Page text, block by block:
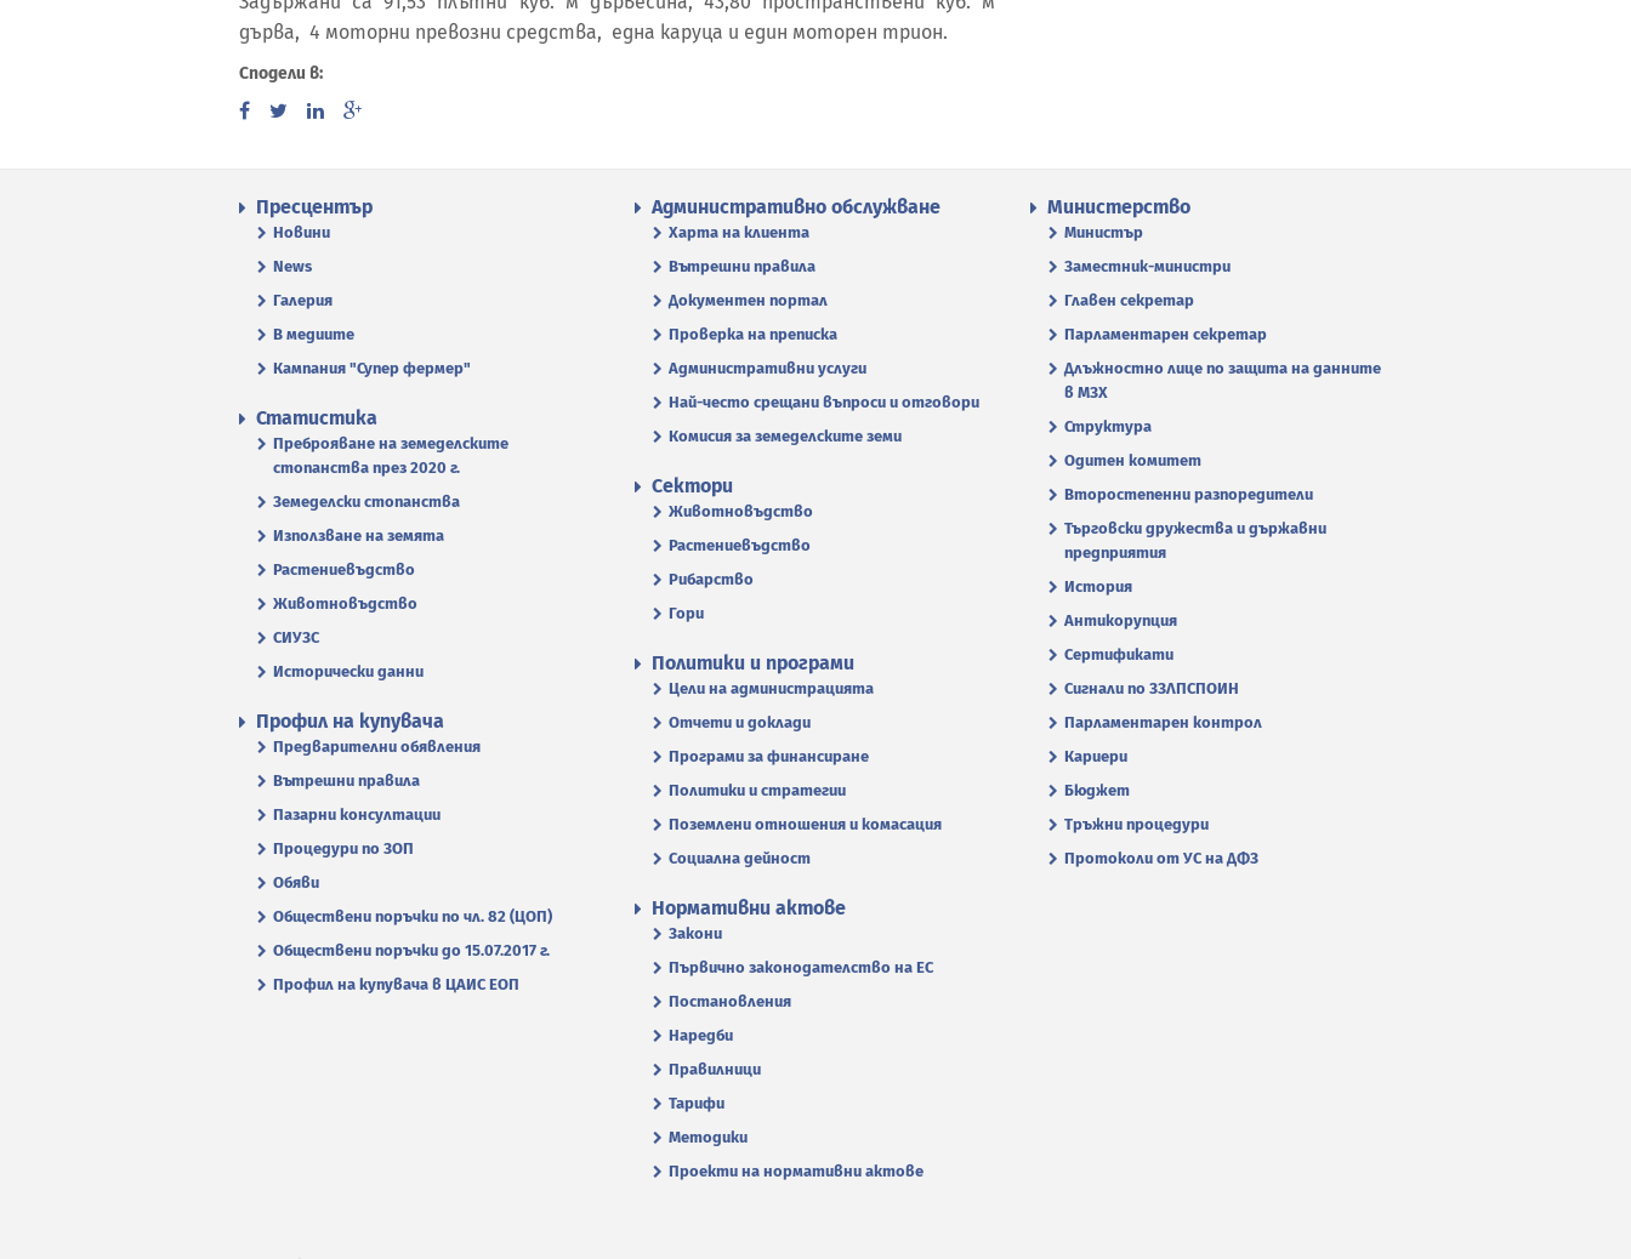
дърва, 4 моторни превозни средства, една каруца и един моторен трион.
Сподели в:
Пресцентър
Новини
News
Галерия
В медиите
Кампания "Супер фермер"
Административно обслужване
Харта на клиента
Вътрешни правила
Документен портал
Проверка на преписка
Административни услуги
Най-често срещани въпроси и отговори
Комисия за земеделските земи
Министерство
Министър
Заместник-министри
Главен секретар
Парламентарен секретар
Длъжностно лице по защита на данните
в МЗХ
Структура
Одитен комитет
Второстепенни разпоредители
Търговски дружества и държавни
предприятия
История
Антикорупция
Сертификати
Сигнали по ЗЗЛПСПОИН
Парламентарен контрол
Кариери
Бюджет
Тръжни процедури
Протоколи от УС на ДФЗ
Статистика
Преброяване на земеделските
стопанства през 2020 г.
Земеделски стопанства
Използване на земята
Растениевъдство
Животновъдство
СИУЗС
Исторически данни
Сектори
Животновъдство
Растениевъдство
Рибарство
Гори
Политики и програми
Цели на администрацията
Отчети и доклади
Програми за финансиране
Политики и стратегии
Поземлени отношения и комасация
Социална дейност
Профил на купувача
Предварителни обявления
Вътрешни правила
Пазарни консултации
Процедури по ЗОП
Обяви
Обществени поръчки по чл. 82 (ЦОП)
Обществени поръчки до 15.07.2017 г.
Профил на купувача в ЦАИС ЕОП
Нормативни актове
Закони
Първично законодателство на ЕС
Постановления
Наредби
Правилници
Тарифи
Методики
Проекти на нормативни актове